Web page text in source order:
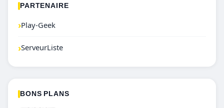
PARTENAIRE
›Play-Geek
›ServeurListe
BONS PLANS